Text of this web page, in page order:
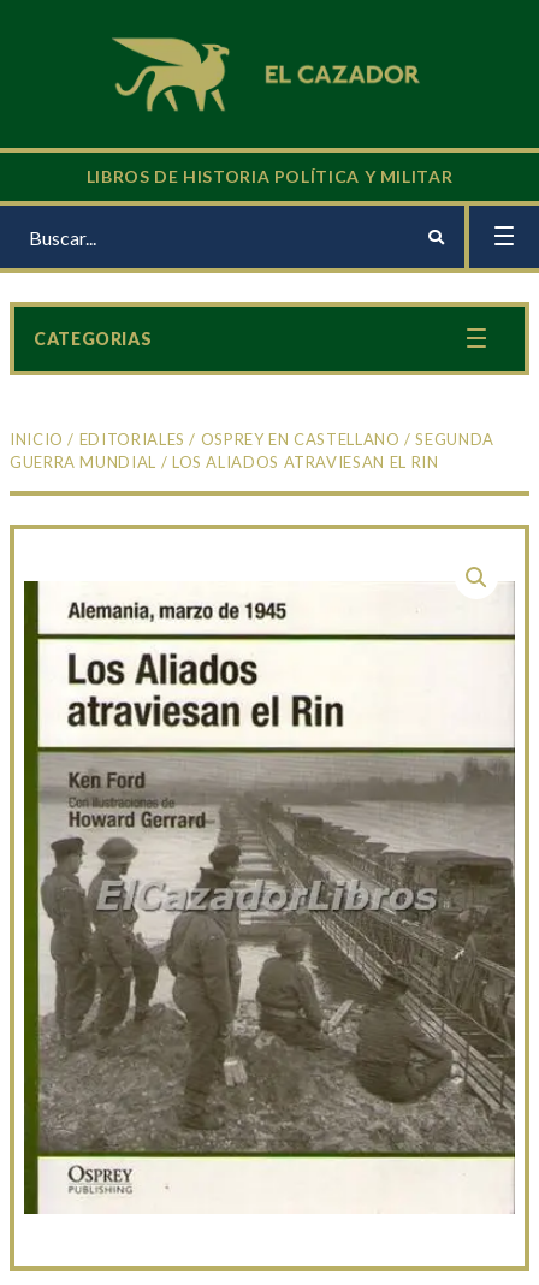
LIBROS DE HISTORIA POLÍTICA Y MILITAR
INICIO / EDITORIALES / OSPREY EN CASTELLANO /SEGUNDA
GUERRA MUNDIAL / LOS ALIADOS ATRAVIESAN EL RIN
CATEGORIAS